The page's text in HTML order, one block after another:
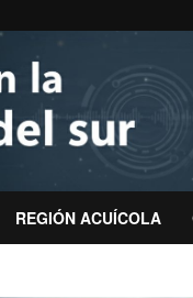
REGIÓN ACUÍCOLA